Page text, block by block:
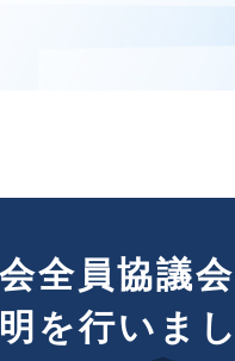
全員協議
を行いま